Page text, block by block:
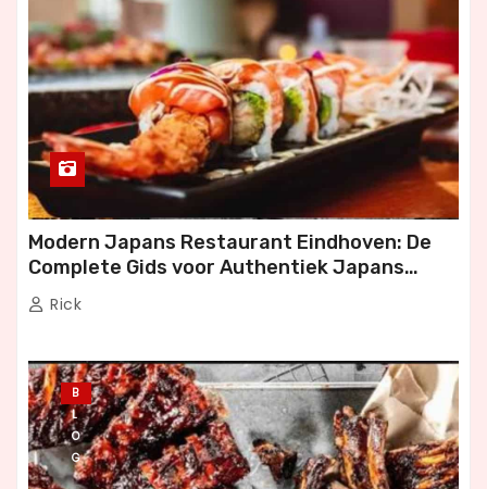
Modern Japans Restaurant Eindhoven: De
Complete Gids voor Authentiek Japans
Dineren
Rick
B
L
O
G